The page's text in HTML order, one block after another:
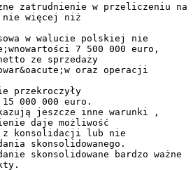
zatrudnienie w przeliczeniu na
nie więcej niż
w walucie polskiej nie
7 500 000 euro,
ze sprzedaży
oraz operacji
przekroczyły
000 000 euro.
jeszcze inne warunki ,
daje możliwość
z konsolidacji lub nie
skonsolidowanego.
skonsolidowane bardzo ważne